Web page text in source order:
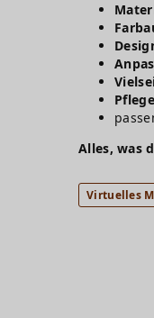
Pflege
Alles, was
Virtuelles